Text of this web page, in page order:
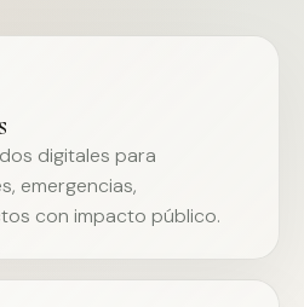
digitales para
emergencias,
con impacto público.